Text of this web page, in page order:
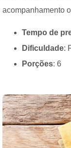
acompanhamento
Tempo de
Dificuldade:
Porções: 6